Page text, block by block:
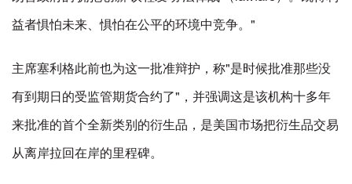
益者惧怕未来、惧怕在公平的环境中竞争。"
主席塞利格此前也为这一批准辩护，称"是时候批准那些没
有到期日的受监管期货合约了"，并强调这是该机构十多年
来批准的首个全新类别的衍生品，是美国市场把衍生品交易
从离岸拉回在岸的里程碑。